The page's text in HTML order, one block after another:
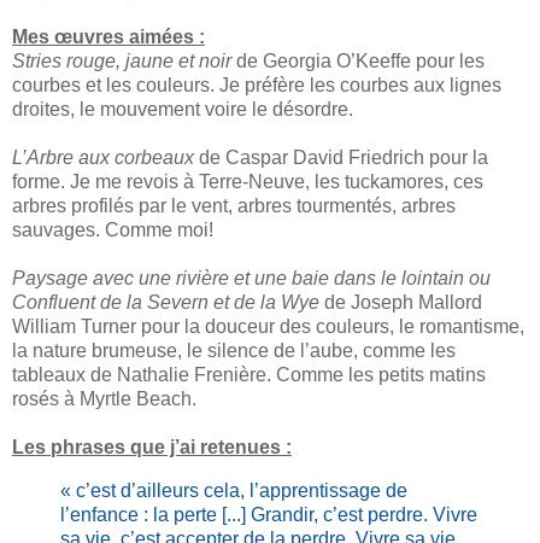
Mes œuvres aimées :
Stries rouge, jaune et noirde Georgia O’Keeffe pour les
courbes et les couleurs. Je préfère les courbes aux lignes
droites, le mouvement voire le désordre.
L’Arbre aux corbeaux de Caspar David Friedrich pour la
forme. Je me revois à Terre-Neuve, les tuckamores, ces
arbres profilés par le vent, arbres tourmentés, arbres
sauvages. Comme moi!
Paysage avec une rivière et une baie dans le lointain ou
Confluent de la Severn et de la Wye de Joseph Mallord
William Turner pour la douceur des couleurs, le romantisme,
la nature brumeuse, le silence de l’aube, comme les
tableaux de Nathalie Frenière. Comme les petits matins
rosés à Myrtle Beach.
Les phrases que j’ai retenues :
« c’est d’ailleurs cela, l’apprentissage de
l’enfance : la perte [...] Grandir, c’est perdre. Vivre
sa vie, c’est accepter de la perdre. Vivre sa vie,